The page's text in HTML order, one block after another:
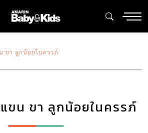
ขา ลูกน้อยในครรภ์
ขน ขา ลูกน้อยในครรภ์